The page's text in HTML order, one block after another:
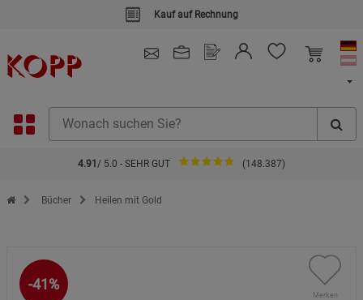
Kauf auf Rechnung
4.91 / 5.0 - SEHR GUT (148.387)
Zur Startseite des Kopp Verlag Online-Shop
Bücher Heilen mit Gold
-41%
Merken